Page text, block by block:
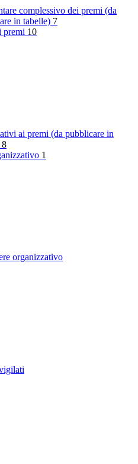
complessivo dei premi (da
in tabelle) 7
premi 10
ai premi (da pubblicare in
8
1
organizzativo